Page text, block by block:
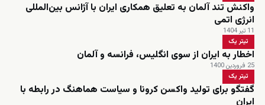
واکنش تند آلمان به تعلیق همکاری ایران با آژانس بین‌المللی
انرژی اتمی
11 تیر 1404
تیتر یک
اخطار به ایران از سوی انگلیس، فرانسه و آلمان
25 فروردین 1400
تیتر یک
گفتگو برای تولید واکسن کرونا و سیاست هماهنگ در رابطه با